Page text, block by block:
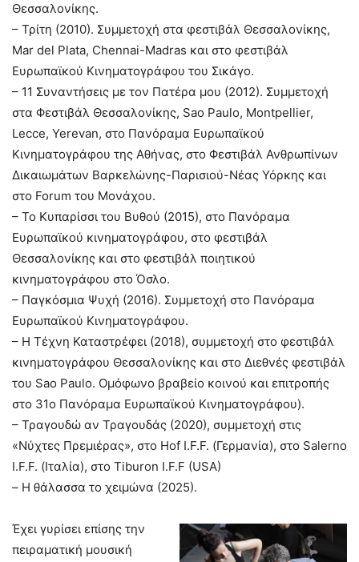
Θεσσαλονίκης.
– Τρίτη (2010). Συμμετοχή στα φεστιβάλ Θεσσαλονίκης,
Mar del Plata, Chennai-Madras και στο φεστιβάλ
Ευρωπαϊκού Κινηματογράφου του Σικάγο.
– 11 Συναντήσεις με τον Πατέρα μου (2012). Συμμετοχή
στα Φεστιβάλ Θεσσαλονίκης, Sao Paulo, Montpellier,
Lecce, Yerevan, στο Πανόραμα Ευρωπαϊκού
Κινηματογράφου της Αθήνας, στο Φεστιβάλ Ανθρωπίνων
Δικαιωμάτων Βαρκελώνης-Παρισιού-Νέας Υόρκης και
στο Forum του Μονάχου.
– Το Κυπαρίσσι του Βυθού (2015), στο Πανόραμα
Ευρωπαϊκού κινηματογράφου, στο φεστιβάλ
Θεσσαλονίκης και στο φεστιβάλ ποιητικού
κινηματογράφου στο Όσλο.
– Παγκόσμια Ψυχή (2016). Συμμετοχή στο Πανόραμα
Ευρωπαϊκού Κινηματογράφου.
– Η Τέχνη Καταστρέφει (2018), συμμετοχή στο φεστιβάλ
κινηματογράφου Θεσσαλονίκης και στο Διεθνές φεστιβάλ
του Sao Paulo. Ομόφωνο βραβείο κοινού και επιτροπής
στο 31ο Πανόραμα Ευρωπαϊκού Κινηματογράφου).
– Τραγουδώ αν Τραγουδάς (2020), συμμετοχή στις
«Νύχτες Πρεμιέρας», στο Hof I.F.F. (Γερμανία), στο Salerno
I.F.F. (Ιταλία), στο Tiburon I.F.F (USA)
– Η θάλασσα το χειμώνα (2025).
Έχει γυρίσει επίσης την
πειραματική μουσική